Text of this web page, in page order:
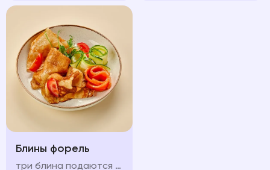
Блины форель
три блина подаются с форелью, огурцом и крем-фрешем